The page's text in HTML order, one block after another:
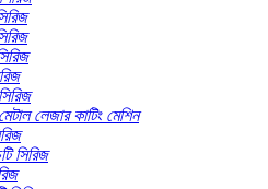
লেজার কাটিং মেশিন
সিরিজ